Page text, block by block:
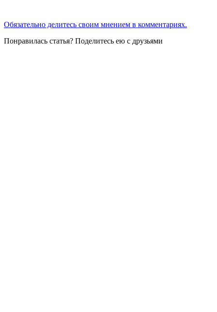
Обязательно делитесь своим мнением в комментариях.
Понравилась статья? Поделитесь ею с друзьями